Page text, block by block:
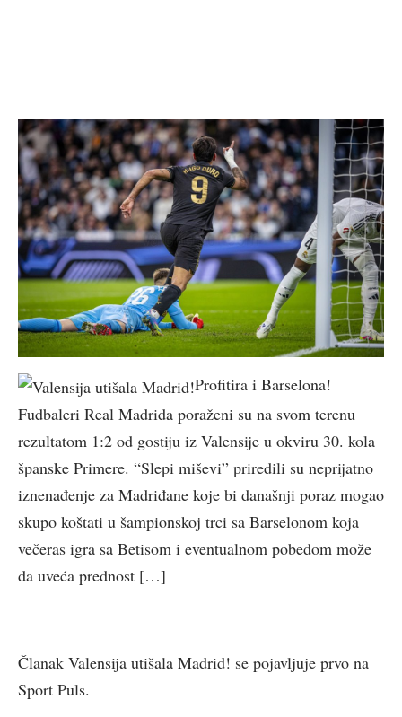
Profitira i Barselona!
Fudbaleri Real Madrida poraženi su na svom terenu
rezultatom 1:2 od gostiju iz Valensije u okviru 30. kola
španske Primere. “Slepi miševi” priredili su neprijatno
iznenađenje za Madriđane koje bi današnji poraz mogao
skupo koštati u šampionskoj trci sa Barselonom koja
večeras igra sa Betisom i eventualnom pobedom može
da uveća prednost […]
Članak Valensija utišala Madrid! se pojavljuje prvo na
Sport Puls.